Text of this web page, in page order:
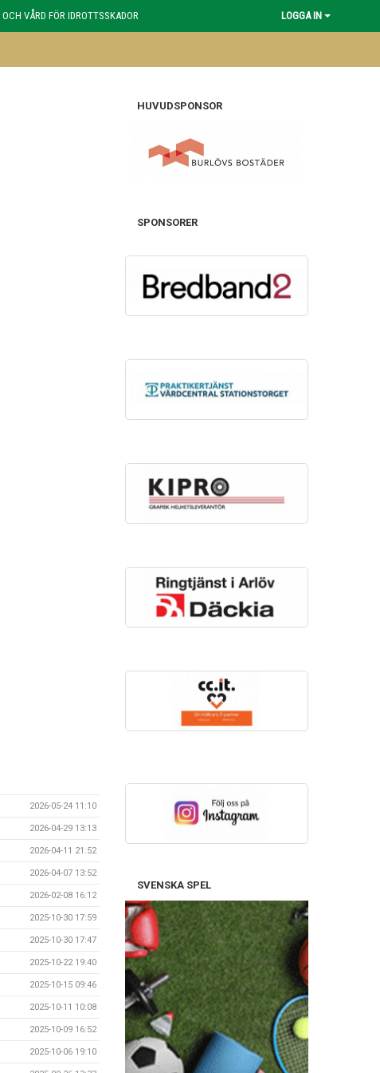
OCH VÅRD FÖR IDROTTSSKADOR LOGGA IN
2026-05-24 11:10
2026-04-29 13:13
2026-04-11 21:52
2026-04-07 13:52
2026-02-08 16:12
2025-10-30 17:59
2025-10-30 17:47
2025-10-22 19:40
2025-10-15 09:46
2025-10-11 10:08
2025-10-09 16:52
2025-10-06 19:10
HUVUDSPONSOR
SPONSORER
SVENSKA SPEL